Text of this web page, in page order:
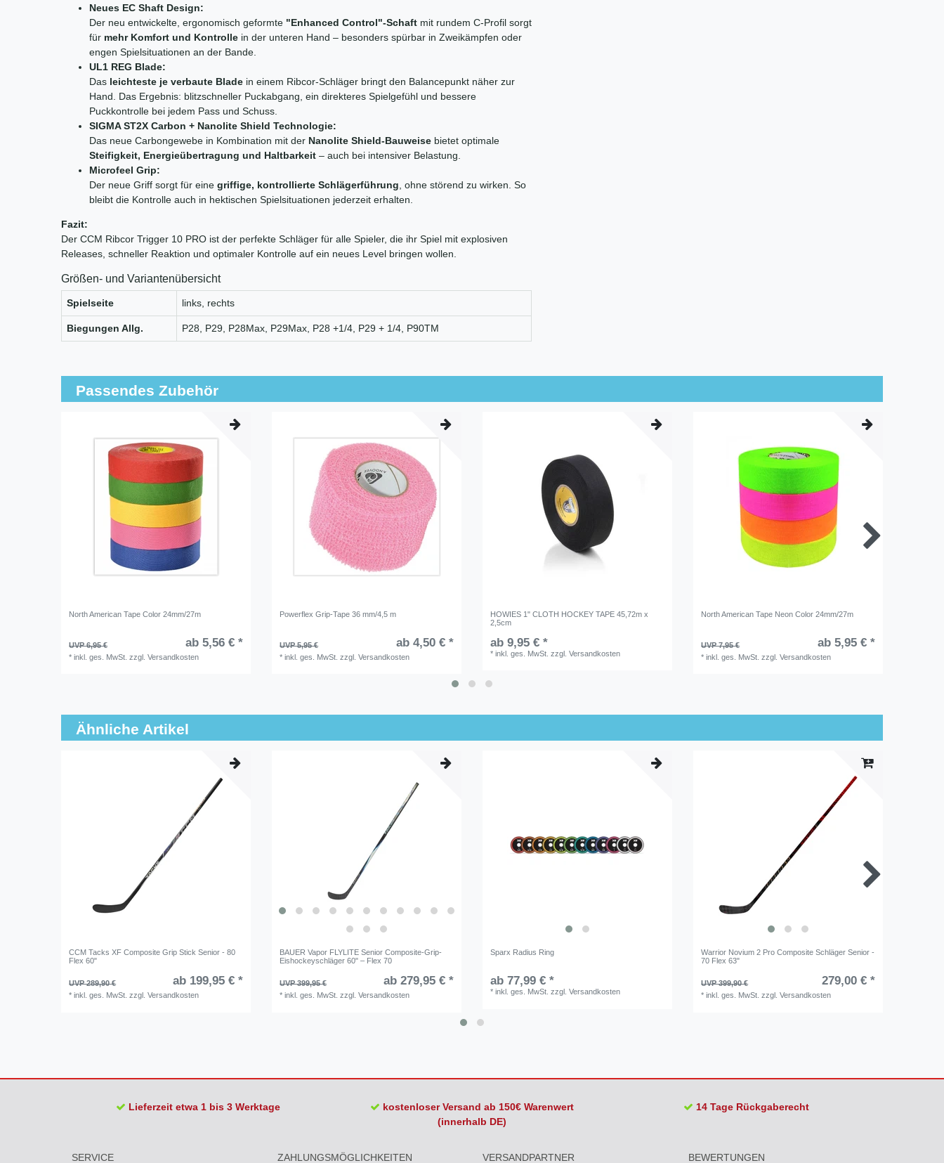
Neues EC Shaft Design:
Der neu entwickelte, ergonomisch geformte "Enhanced Control"-Schaft mit rundem C-Profil sorgt
für mehr Komfort und Kontrolle in der unteren Hand – besonders spürbar in Zweikämpfen oder
engen Spielsituationen an der Bande.
UL1 REG Blade:
Das leichteste je verbaute Blade in einem Ribcor-Schläger bringt den Balancepunkt näher zur
Hand. Das Ergebnis: blitzschneller Puckabgang, ein direkteres Spielgefühl und bessere
Puckkontrolle bei jedem Pass und Schuss.
SIGMA ST2X Carbon + Nanolite Shield Technologie:
Das neue Carbongewebe in Kombination mit der Nanolite Shield-Bauweise bietet optimale
Steifigkeit, Energieübertragung und Haltbarkeit – auch bei intensiver Belastung.
Microfeel Grip:
Der neue Griff sorgt für eine griffige, kontrollierte Schlägerführung, ohne störend zu wirken. So
bleibt die Kontrolle auch in hektischen Spielsituationen jederzeit erhalten.
Fazit:
Der CCM Ribcor Trigger 10 PRO ist der perfekte Schläger für alle Spieler, die ihr Spiel mit explosiven
Releases, schneller Reaktion und optimaler Kontrolle auf ein neues Level bringen wollen.
Größen- und Variantenübersicht
Spielseite links, rechts
Biegungen Allg. P28, P29, P28Max, P29Max, P28 +1/4, P29 + 1/4, P90TM
Passendes Zubehör
North American Tape Color 24mm/27m
UVP 6,95 € ab 5,56 € *
*inkl. ges. MwSt. zzgl.Versandkosten
Powerflex Grip-Tape 36 mm/4,5 m
UVP 5,95 € ab 4,50 € *
*inkl. ges. MwSt. zzgl.Versandkosten
HOWIES 1" CLOTH HOCKEY TAPE 45,72m x
2,5cm
ab 9,95 € *
*inkl. ges. MwSt. zzgl.Versandkosten
North American Tape Neon Color 24mm/27m
UVP 7,95 € ab 5,95 € *
*inkl. ges. MwSt. zzgl.Versandkosten
Ähnliche Artikel
CCM Tacks XF Composite Grip Stick Senior - 80
Flex 60"
UVP 289,90 € ab 199,95 € *
*inkl. ges. MwSt. zzgl.Versandkosten
BAUER Vapor FLYLITE Senior Composite-Grip-
Eishockeyschläger 60" – Flex 70
UVP 399,95 € ab 279,95 € *
*inkl. ges. MwSt. zzgl.Versandkosten
Sparx Radius Ring
ab 77,99 € *
*inkl. ges. MwSt. zzgl.Versandkosten
Warrior Novium 2 Pro Composite Schläger Senior -
70 Flex 63"
UVP 399,90 € 279,00 € *
*inkl. ges. MwSt. zzgl.Versandkosten
Lieferzeit etwa 1 bis 3 Werktage
kostenloser Versand ab 150€ Warenwert
(innerhalb DE)
14 Tage Rückgaberecht
SERVICE ZAHLUNGSMÖGLICHKEITEN VERSANDPARTNER BEWERTUNGEN